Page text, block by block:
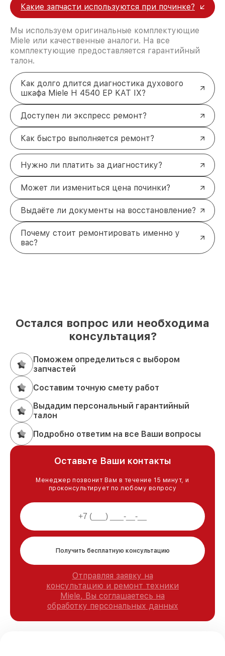
Какие запчасти используются при починке?
Мы используем оригинальные комплектующие
Miele или качественные аналоги. На все
комплектующие предоставляется гарантийный
талон.
Как долго длится диагностика духового
шкафа Miele H 4540 EP KAT IX?
Доступен ли экспресс ремонт?
Как быстро выполняется ремонт?
Нужно ли платить за диагностику?
Может ли измениться цена починки?
Выдаёте ли документы на восстановление?
Почему стоит ремонтировать именно у
вас?
Остался вопрос или необходима
консультация?
Поможем определиться с выбором
запчастей
Составим точную смету работ
Выдадим персональный гарантийный
талон
Подробно ответим на все Ваши вопросы
Оставьте Ваши контакты
Менеджер позвонит Вам в течение 15 минут, и
проконсультирует по любому вопросу
Получить бесплатную консультацию
Отправляя заявку на
консультацию и ремонт техники
Miele, Вы соглашаетесь на
обработку персональных данных